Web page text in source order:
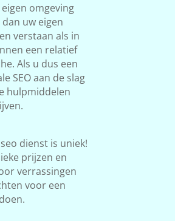
omgeving
uw eigen
verstaan als in
een relatief
Als u dus een
SEO aan de slag
hulpmiddelen
dienst is uniek!
prijzen en
verrassingen
voor een